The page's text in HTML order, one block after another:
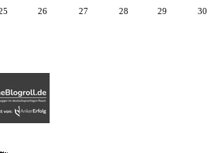
26 27 28 29 30